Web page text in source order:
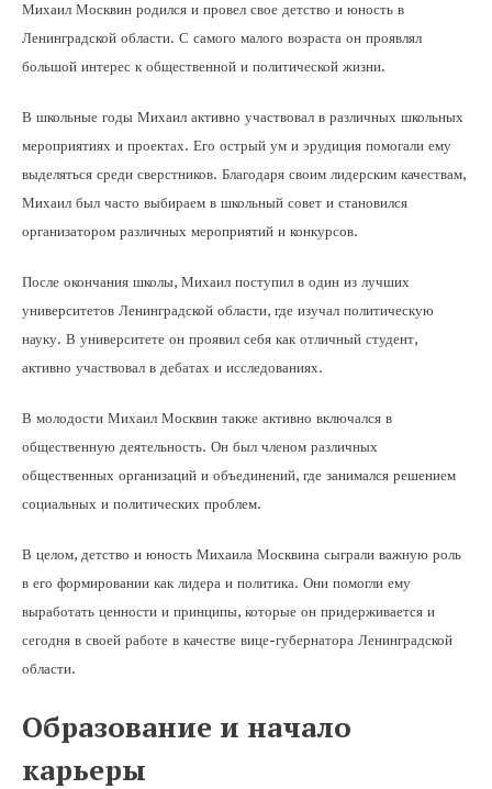
Михаил Москвин родился и провел свое детство и юность в
Ленинградской области. С самого малого возраста он проявлял
большой интерес к общественной и политической жизни.
В школьные годы Михаил активно участвовал в различных школьных
мероприятиях и проектах. Его острый ум и эрудиция помогали ему
выделяться среди сверстников. Благодаря своим лидерским качествам,
Михаил был часто выбираем в школьный совет и становился
организатором различных мероприятий и конкурсов.
После окончания школы, Михаил поступил в один из лучших
университетов Ленинградской области, где изучал политическую
науку. В университете он проявил себя как отличный студент,
активно участвовал в дебатах и исследованиях.
В молодости Михаил Москвин также активно включался в
общественную деятельность. Он был членом различных
общественных организаций и объединений, где занимался решением
социальных и политических проблем.
В целом, детство и юность Михаила Москвина сыграли важную роль
в его формировании как лидера и политика. Они помогли ему
выработать ценности и принципы, которые он придерживается и
сегодня в своей работе в качестве вице-губернатора Ленинградской
области.
Образование и начало
карьеры